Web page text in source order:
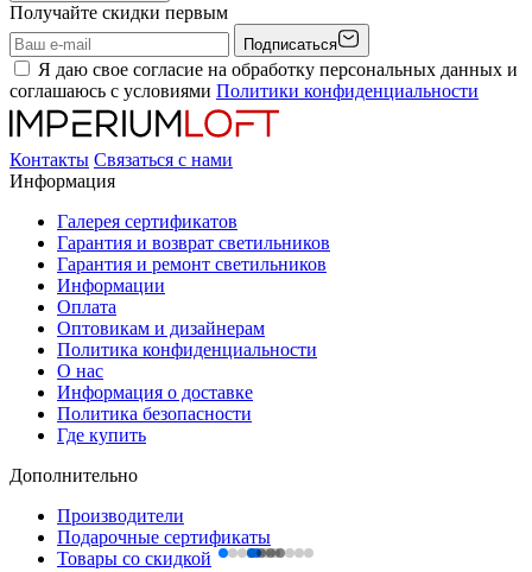
Получайте скидки первым
Подписаться
Я даю свое согласие на обработку персональных данных и
соглашаюсь с условиями Политики конфиденциальности
Контакты Связаться с нами
Информация
Галерея сертификатов
Гарантия и возврат светильников
Гарантия и ремонт светильников
Информации
Оплата
Оптовикам и дизайнерам
Политика конфиденциальности
О нас
Информация о доставке
Политика безопасности
Где купить
Дополнительно
Производители
Подарочные сертификаты
Товары со скидкой